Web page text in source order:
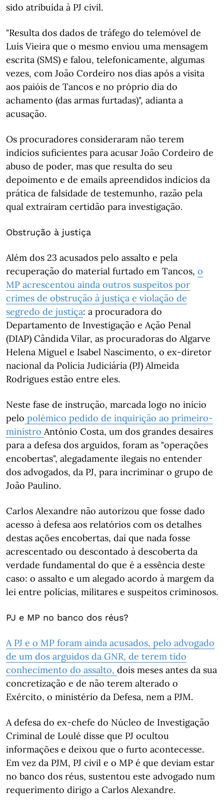
sido atribuída à PJ civil.
"Resulta dos dados de tráfego do telemóvel de
Luís Vieira que o mesmo enviou uma mensagem
escrita (SMS) e falou, telefonicamente, algumas
vezes, com João Cordeiro nos dias após a visita
aos paióis de Tancos e no próprio dia do
achamento (das armas furtadas)", adianta a
acusação.
Os procuradores consideraram não terem
indícios suficientes para acusar João Cordeiro de
abuso de poder, mas que resulta do seu
depoimento e de emails apreendidos indícios da
prática de falsidade de testemunho, razão pela
qual extraíram certidão para investigação.
Obstrução à justiça
Além dos 23 acusados pelo assalto e pela
recuperação do material furtado em Tancos, o
MP acrescentou ainda outros suspeitos por
crimes de obstrução à justiça e violação de
segredo de justiça: a procuradora do
Departamento de Investigação e Ação Penal
(DIAP) Cândida Vilar, as procuradoras do Algarve
Helena Miguel e Isabel Nascimento, o ex-diretor
nacional da Polícia Judiciária (PJ) Almeida
Rodrigues estão entre eles.
Neste fase de instrução, marcada logo no início
pelo polémico pedido de inquirição ao primeiro-
ministro António Costa, um dos grandes desaires
para a defesa dos arguidos, foram as "operações
encobertas", alegadamente ilegais no entender
dos advogados, da PJ, para incriminar o grupo de
João Paulino.
Carlos Alexandre não autorizou que fosse dado
acesso à defesa aos relatórios com os detalhes
destas ações encobertas, daí que nada fosse
acrescentado ou descontado à descoberta da
verdade fundamental do que é a essência deste
caso: o assalto e um alegado acordo à margem da
lei entre polícias, militares e suspeitos criminosos.
PJ e MP no banco dos réus?
A PJ e o MP foram ainda acusados, pelo advogado
de um dos arguidos da GNR, de terem tido
conhecimento do assalto, dois meses antes da sua
concretização e de não terem alterado o
Exército, o ministério da Defesa, nem a PJM.
A defesa do ex-chefe do Núcleo de Investigação
Criminal de Loulé disse que PJ ocultou
informações e deixou que o furto acontecesse.
Em vez da PJM, PJ civil e o MP é que deviam estar
no banco dos réus, sustentou este advogado num
requerimento dirigo a Carlos Alexandre.